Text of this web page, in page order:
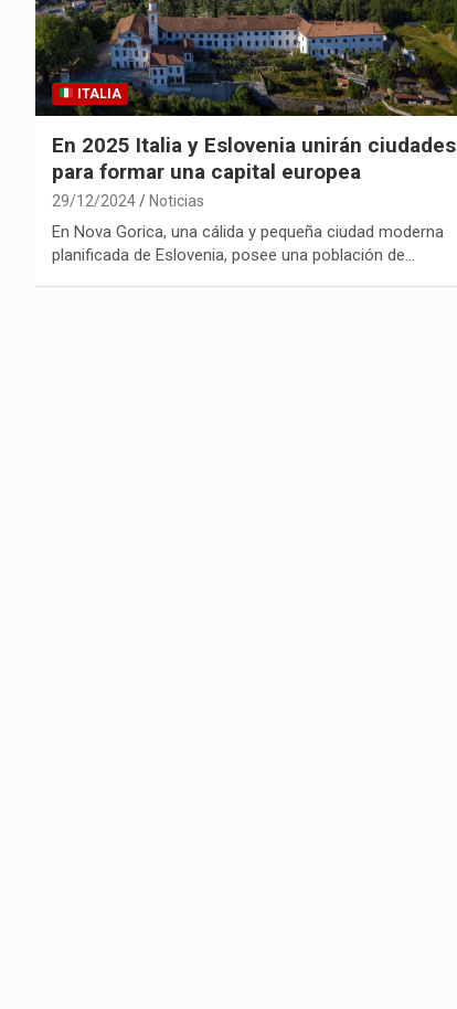
ITALIA
En 2025 Italia y Eslovenia unirán ciudades
para formar una capital europea
29/12/2024 Noticias
En Nova Gorica, una cálida y pequeña ciudad moderna
planificada de Eslovenia, posee una población de…